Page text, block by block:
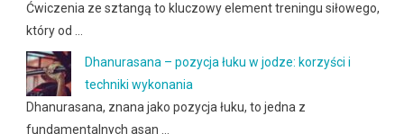
Ćwiczenia ze sztangą to kluczowy element treningu siłowego,
który od …
Dhanurasana – pozycja łuku w jodze: korzyści i
techniki wykonania
Dhanurasana, znana jako pozycja łuku, to jedna z
fundamentalnych asan …